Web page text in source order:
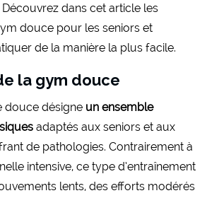
Découvrez dans cet article les
douce pour les seniors et
de la manière la plus facile.
la gym douce
douce désigne un ensemble
adaptés aux seniors et aux
de pathologies. Contrairement à
intensive, ce type d’entraînement
lents, des efforts modérés